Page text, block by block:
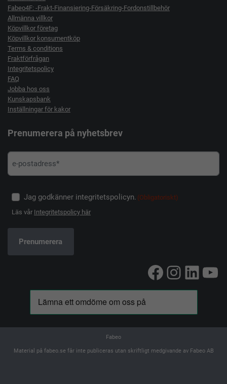
Fabeo4F: -Frakt-Finansiering-Försäkring-Fordonstillbehör
Allmänna villkor
Köpvillkor företag
Köpvillkor konsumentköp
Terms & conditions
Fraktförfrågan
Integritetspolicy
FAQ
Jobba hos oss
Kunskapsbank
Inställningar för kakor
Prenumerera på nyhetsbrev
Jag godkänner integritetspolicyn. (Obligatoriskt)
Läs vår Integritetspolicy här
Facebook
Fabeo
Material på fabeo.se får inte publiceras utan skriftligt medgivande av Fabeo AB